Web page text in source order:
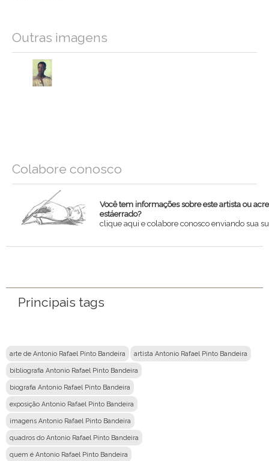
Outras imagens
Colabore conosco
Você tem informações sobre este artista ou
estáerrado?
clique aqui e colabore conosco enviando sua
Principais tags
arte de Antonio Rafael Pinto Bandeira artista Antonio Rafael Pinto Bandeira
bibliografia Antonio Rafael Pinto Bandeira
biografia Antonio Rafael Pinto Bandeira
exposição Antonio Rafael Pinto Bandeira
imagens Antonio Rafael Pinto Bandeira
quadros do Antonio Rafael Pinto Bandeira
quem é Antonio Rafael Pinto Bandeira